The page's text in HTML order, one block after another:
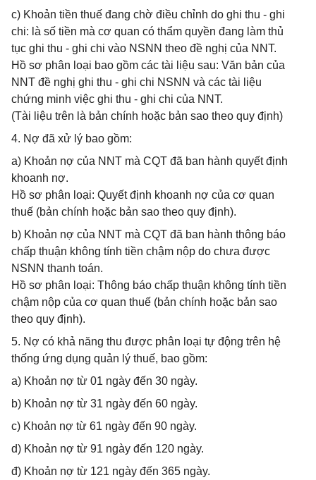
c) Khoản tiền thuế đang chờ điều chỉnh do ghi thu - ghi
chi: là số tiền mà cơ quan có thẩm quyền đang làm thủ
tục ghi thu - ghi chi vào NSNN theo đề nghị của NNT.
Hồ sơ phân loại bao gồm các tài liệu sau: Văn bản của
NNT đề nghị ghi thu - ghi chi NSNN và các tài liệu
chứng minh việc ghi thu - ghi chi của NNT.
(Tài liệu trên là bản chính hoặc bản sao theo quy định)
4. Nợ đã xử lý bao gồm:
a) Khoản nợ của NNT mà CQT đã ban hành quyết định
khoanh nợ.
Hồ sơ phân loại: Quyết định khoanh nợ của cơ quan
thuế (bản chính hoặc bản sao theo quy định).
b) Khoản nợ của NNT mà CQT đã ban hành thông báo
chấp thuận không tính tiền chậm nộp do chưa được
NSNN thanh toán.
Hồ sơ phân loại: Thông báo chấp thuận không tính tiền
chậm nộp của cơ quan thuế (bản chính hoặc bản sao
theo quy định).
5. Nợ có khả năng thu được phân loại tự động trên hệ
thống ứng dụng quản lý thuế, bao gồm:
a) Khoản nợ từ 01 ngày đến 30 ngày.
b) Khoản nợ từ 31 ngày đến 60 ngày.
c) Khoản nợ từ 61 ngày đến 90 ngày.
d) Khoản nợ từ 91 ngày đến 120 ngày.
đ) Khoản nợ từ 121 ngày đến 365 ngày.